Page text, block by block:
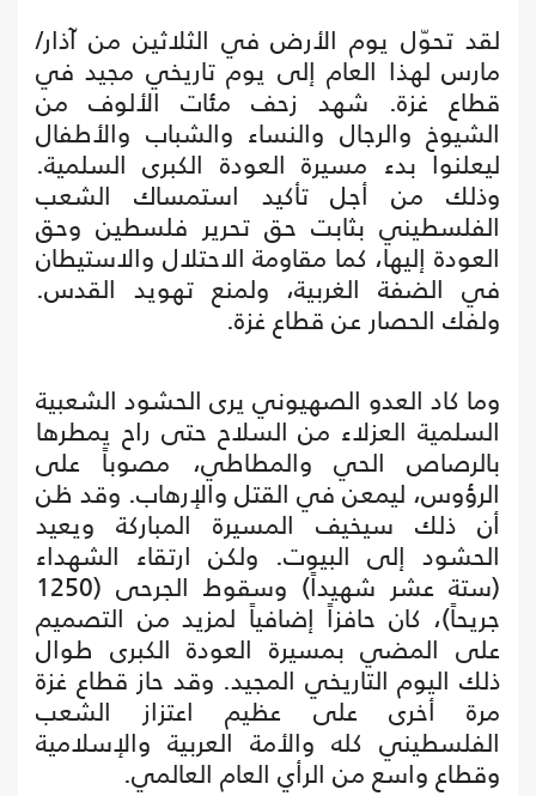
لقد تحوّل يوم الأرض في الثلاثين من آذار/
مارس لهذا العام إلى يوم تاريخي مجيد في
قطاع غزة. شهد زحف مئات الألوف من
الشيوخ والرجال والنساء والشباب والأطفال
ليعلنوا بدء مسيرة العودة الكبرى السلمية.
وذلك من أجل تأكيد استمساك الشعب
الفلسطيني بثابت حق تحرير فلسطين وحق
العودة إليها، كما مقاومة الاحتلال والاستيطان
في الضفة الغربية، ولمنع تهويد القدس.
ولفك الحصار عن قطاع غزة.
وما كاد العدو الصهيوني يرى الحشود الشعبية
السلمية العزلاء من السلاح حتى راح يمطرها
بالرصاص الحي والمطاطي، مصوباً على
الرؤوس، ليمعن في القتل والإرهاب. وقد ظن
أن ذلك سيخيف المسيرة المباركة ويعيد
الحشود إلى البيوت. ولكن ارتقاء الشهداء
(ستة عشر شهيداً) وسقوط الجرحى (1250
جريحاً)، كان حافزاً إضافياً لمزيد من التصميم
على المضي بمسيرة العودة الكبرى طوال
ذلك اليوم التاريخي المجيد. وقد حاز قطاع غزة
مرة أخرى على عظيم اعتزاز الشعب
الفلسطيني كله والأمة العربية والإسلامية
وقطاع واسع من الرأي العام العالمي.